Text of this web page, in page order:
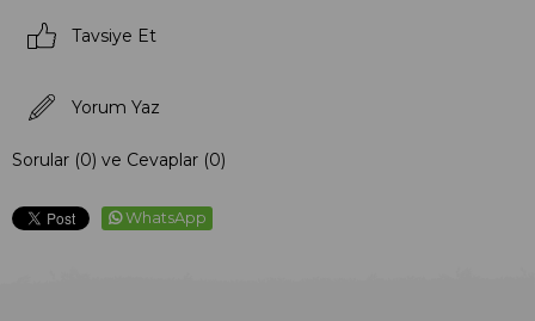
Tavsiye Et
Yorum Yaz
Sorular (0) ve Cevaplar (0)
WhatsApp